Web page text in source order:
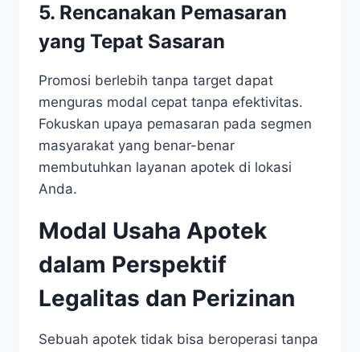
5. Rencanakan Pemasaran
yang Tepat Sasaran
Promosi berlebih tanpa target dapat
menguras modal cepat tanpa efektivitas.
Fokuskan upaya pemasaran pada segmen
masyarakat yang benar-benar
membutuhkan layanan apotek di lokasi
Anda.
Modal Usaha Apotek
dalam Perspektif
Legalitas dan Perizinan
Sebuah apotek tidak bisa beroperasi tanpa